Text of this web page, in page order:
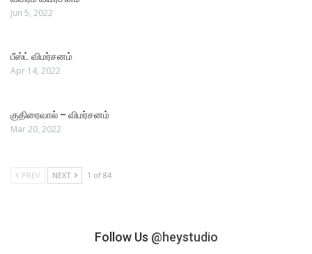
Jun 5, 2022
பீஸ்ட் விமர்சனம்
Apr 14, 2022
குதிரைவால் – விமர்சனம்
Mar 20, 2022
PREV NEXT 1 of 84
Follow Us @heystudio